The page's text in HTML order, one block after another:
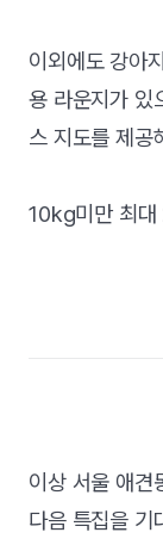
이외에도 강아
용 라운지가 있
스 지도를 제공
10kg미만 최대
이상 서울 애견
다음 특집을 기